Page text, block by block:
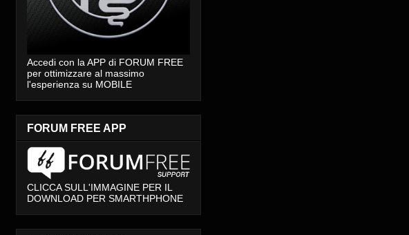
Accedi con la APP di FORUM FREE
per ottimizzare al massimo
l'esperienza su MOBILE
FORUM FREE APP
CLICCA SULL'IMMAGINE PER IL
DOWNLOAD PER SMARTHPHONE